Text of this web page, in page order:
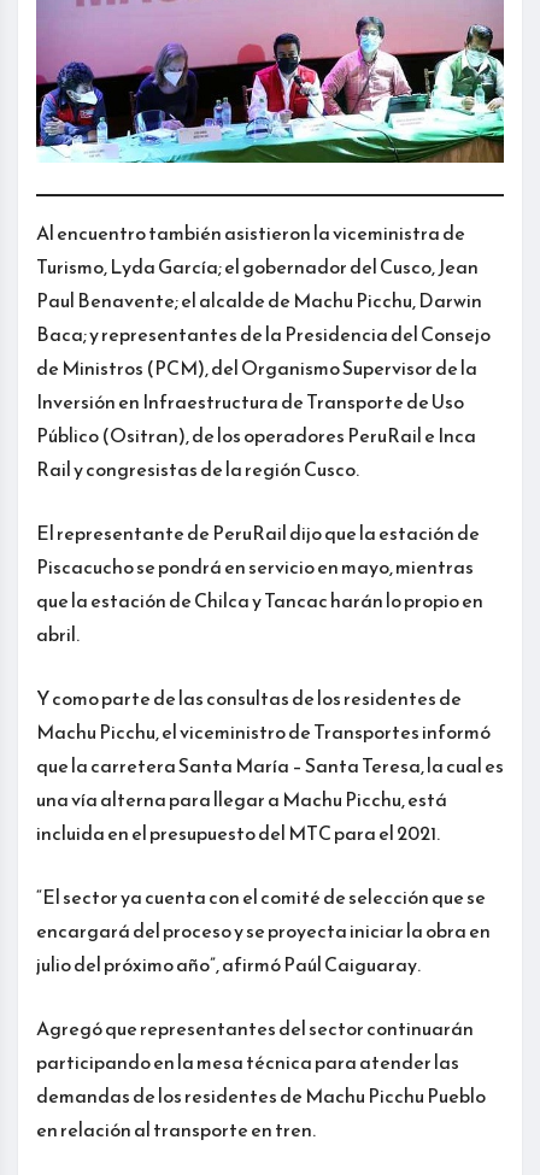
Al encuentro también asistieron la viceministra de
Turismo, Lyda García; el gobernador del Cusco, Jean
Paul Benavente; el alcalde de Machu Picchu, Darwin
Baca; y representantes de la Presidencia del Consejo
de Ministros (PCM), del Organismo Supervisor de la
Inversión en Infraestructura de Transporte de Uso
Público (Ositran), de los operadores PeruRail e Inca
Rail y congresistas de la región Cusco.
El representante de PeruRail dijo que la estación de
Piscacucho se pondrá en servicio en mayo, mientras
que la estación de Chilca y Tancac harán lo propio en
abril.
Y como parte de las consultas de los residentes de
Machu Picchu, el viceministro de Transportes informó
que la carretera Santa María – Santa Teresa, la cual es
una vía alterna para llegar a Machu Picchu, está
incluida en el presupuesto del MTC para el 2021.
“El sector ya cuenta con el comité de selección que se
encargará del proceso y se proyecta iniciar la obra en
julio del próximo año”, afirmó Paúl Caiguaray.
Agregó que representantes del sector continuarán
participando en la mesa técnica para atender las
demandas de los residentes de Machu Picchu Pueblo
en relación al transporte en tren.